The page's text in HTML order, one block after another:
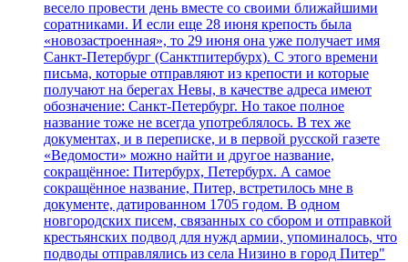
весело провести день вместе со своими ближайшими
соратниками. И если еще 28 июня крепость была
«новозастроенная», то 29 июня она уже получает имя
Санкт-Петербург (Санктпитербурх). С этого времени
письма, которые отправляют из крепости и которые
получают на берегах Невы, в качестве адреса имеют
обозначение: Санкт-Петербург. Но такое полное
название тоже не всегда употреблялось. В тех же
документах, и в переписке, и в первой русской газете
«Ведомости» можно найти и другое название,
сокращённое: Питербурх, Петербурх. А самое
сокращённое название, Питер, встретилось мне в
документе, датированном 1705 годом. В одном
новгородских писем, связанных со сбором и отправкой
крестьянских подвод для нужд армии, упоминалось, что
подводы отправлялись из села Низино в город Питер"